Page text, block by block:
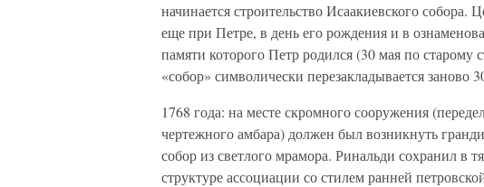
начинается строительство Исаакиевского
еще при Петре, в день его рождения и в
памяти которого Петр родился (30 мая по
«собор» символически перезакладывается заново
1768 года: на месте скромного сооружения
чертежного амбара) должен был возникнуть
собор из светлого мрамора. Ринальди сохранил в
структуре ассоциации со стилем ранней